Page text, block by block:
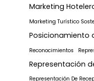
Marketing
Marketing Turístico
Posicionamiento
Reconocimientos
Representación
Representación De